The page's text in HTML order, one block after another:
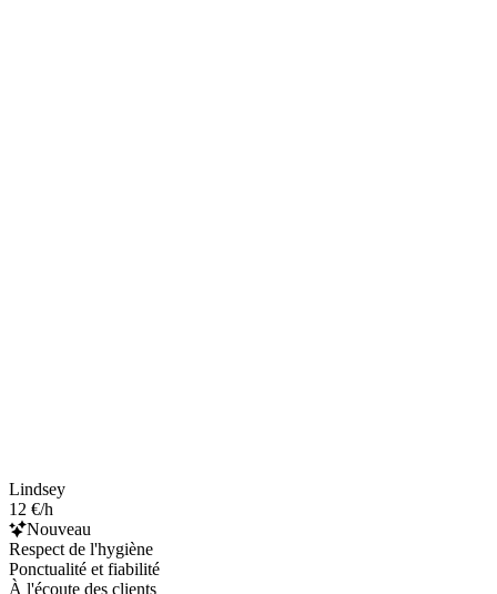
Lindsey
12 €/h
Nouveau
Respect de l'hygiène
Ponctualité et fiabilité
À l'écoute des clients